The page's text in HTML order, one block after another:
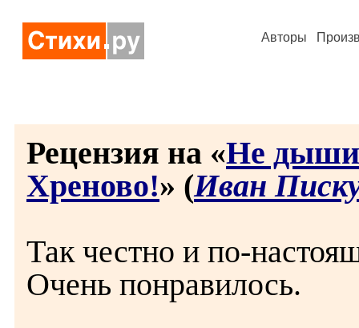
Авторы
Рецензия на «Не
Хреново!» (Иван
Так честно и по-
Очень понравилось.